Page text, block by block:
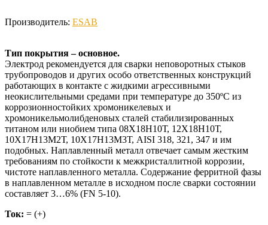
Производитель: ESAB
Тип покрытия – основное.
Электрод рекомендуется для сварки неповоротных стыков
трубопроводов и других особо ответственных конструкций
работающих в контакте с жидкими агрессивными
неокислительными средами при температуре до 350ºС из
коррозионностойких хромоникелевых и
хромоникельмолибденовых сталей стабилизированных
титаном или ниобием типа 08Х18Н10Т, 12Х18Н10Т,
10Х17Н13М2Т, 10Х17Н13М3Т, AISI 318, 321, 347 и им
подобных. Наплавленный металл отвечает самым жестким
требованиям по стойкости к межкристаллитной коррозии,
чистоте наплавленного металла. Содержание ферритной фазы
в наплавленном металле в исходном после сварки состоянии
составляет 3…6% (FN 5-10).
Ток: = (+)